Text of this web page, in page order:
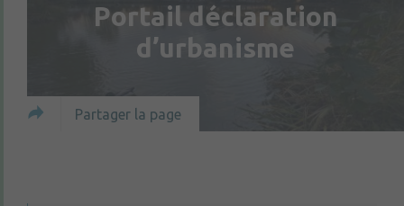
Portail déclaration
d’urbanisme
Partager la page